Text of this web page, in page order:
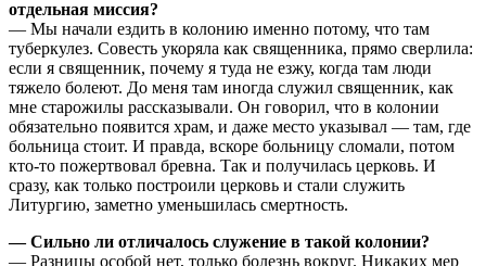
отдельная миссия?
— Мы начали ездить в колонию именно потому, что там
туберкулез. Совесть укоряла как священника, прямо сверлила:
если я священник, почему я туда не езжу, когда там люди
тяжело болеют. До меня там иногда служил священник, как
мне старожилы рассказывали. Он говорил, что в колонии
обязательно появится храм, и даже место указывал — там, где
больница стоит. И правда, вскоре больницу сломали, потом
кто-то пожертвовал бревна. Так и получилась церковь. И
сразу, как только построили церковь и стали служить
Литургию, заметно уменьшилась смертность.
— Сильно ли отличалось служение в такой колонии?
— Разницы особой нет, только болезнь вокруг. Никаких мер